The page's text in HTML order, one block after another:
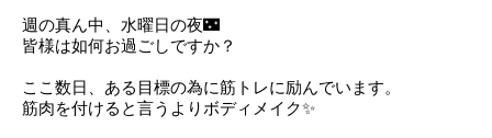
週の真ん中、水曜日の夜🌃
皆様は如何お過ごしですか？
ここ数日、ある目標の為に筋トレに励んでいます。
筋肉を付けると言うよりボディメイク✨